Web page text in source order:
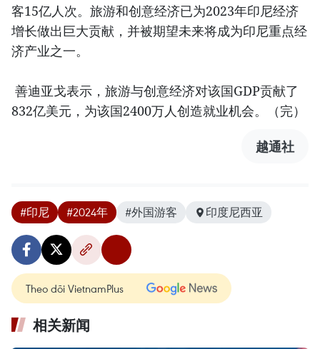
客15亿人次。旅游和创意经济已为2023年印尼经济
增长做出巨大贡献，并被期望未来将成为印尼重点经
济产业之一。
善迪亚戈表示，旅游与创意经济对该国GDP贡献了
832亿美元，为该国2400万人创造就业机会。（完）
越通社
#印尼 #2024年 #外国游客 印度尼西亚
Theo dõi VietnamPlus
相关新闻